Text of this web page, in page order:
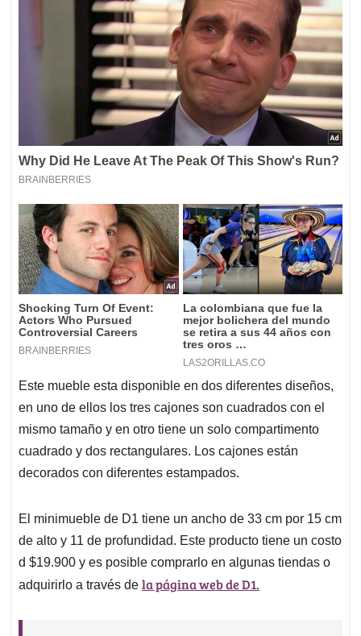
Este mueble esta disponible en dos diferentes diseños,
en uno de ellos los tres cajones son cuadrados con el
mismo tamaño y en otro tiene un solo compartimento
cuadrado y dos rectangulares. Los cajones están
decorados con diferentes estampados.
El minimueble de D1 tiene un ancho de 33 cm por 15 cm
de alto y 11 de profundidad. Este producto tiene un costo
d $19.900 y es posible comprarlo en algunas tiendas o
adquirirlo a través de la página web de D1.